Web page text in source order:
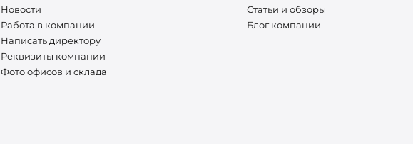
Новости
Работа в компании
Написать директору
Реквизиты компании
Фото офисов и склада
Статьи и обзоры
Блог компании